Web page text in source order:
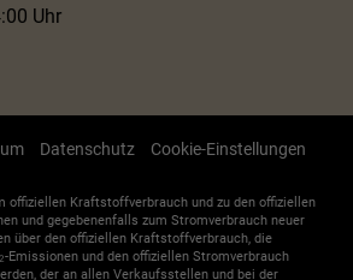
Uhr
Datenschutz Cookie-Einstellungen
offiziellen Kraftstoffverbrauch und zu den offiziellen
und gegebenenfalls zum Stromverbrauch neuer
über den offiziellen Kraftstoffverbrauch, die
2-Emissionen und den offiziellen Stromverbrauch
der an allen Verkaufsstellen und bei der